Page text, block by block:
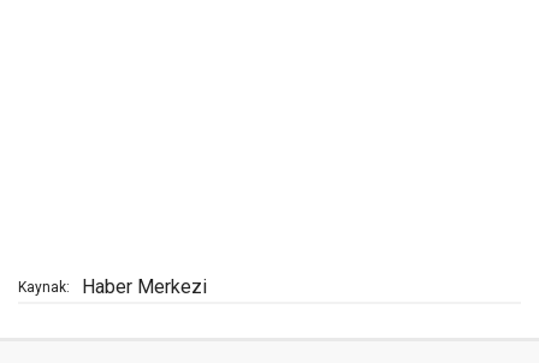
Kaynak: Haber Merkezi